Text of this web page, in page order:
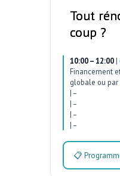
Tout
coup ?
10:00 – 12:00 |
Financement
globale ou par
| –
| –
| –
| –
📋